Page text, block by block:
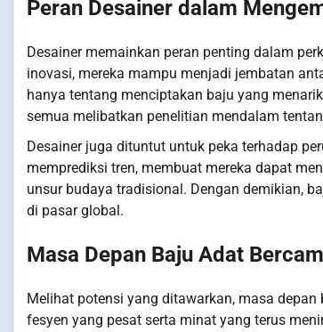
Peran Desainer dalam
Desainer memainkan peran penting dalam
inovasi, mereka mampu menjadi jembatan
hanya tentang menciptakan baju yang
semua melibatkan penelitian mendalam
Desainer juga dituntut untuk peka terhadap
memprediksi tren, membuat mereka dapat
unsur budaya tradisional. Dengan demikian,
di pasar global.
Masa Depan Baju Adat
Melihat potensi yang ditawarkan, masa
fesyen yang pesat serta minat yang terus